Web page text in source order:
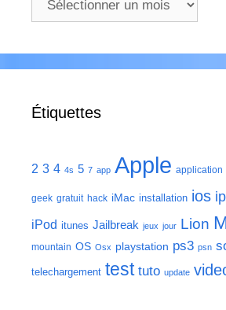
Étiquettes
2 3 4 4s 5 7 app Apple application
geek gratuit hack iMac installation ios
iPod itunes Jailbreak jeux jour Lion
mountain OS Osx playstation ps3 psn
telechargement test tuto update